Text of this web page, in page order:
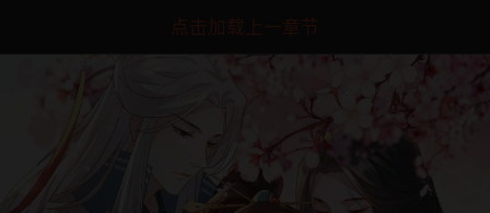
点击加载上一章节